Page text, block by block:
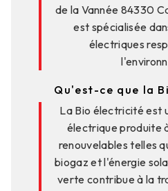
de la Vannée 84330
est spécialisée
électriques
Qu'est-ce que la
La Bio électricité est
électrique produite
renouvelables telles
biogaz et l'énergie
verte contribue à la